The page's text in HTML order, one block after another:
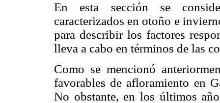
En esta sección se
caracterizados en otoño e
para describir los factores
lleva a cabo en términos de las
Como se mencionó
favorables de afloramiento en
No obstante, en los últimos